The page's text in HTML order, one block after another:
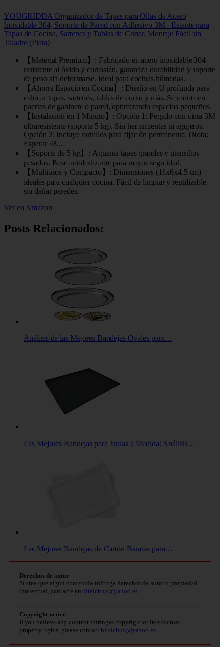
YOUGRIDDA Organizador de Tapas para Ollas de Acero
Inoxidable 304, Soporte de Pared con Adhesivo 3M - Estante para
Tapas de Cocina, Sartenes y Tablas de Cortar, Montaje Fácil sin
Taladro (Plata)
【Material Premium】: Fabricado en acero inoxidable 304
resistente al óxido y corrosión, garantiza durabilidad y soporte
de peso sin deformarse. Ideal para cocinas húmedas.
【Ahorra Espacio en Cocina】: Diseño en U profunda para
colocar tapas, sartenes, tablas de cortar y más. Se monta en
puertas de gabinete o pared, optimizando espacios pequeños.
【Instalación en 1 Minuto】: Opción 1: Pegado con cinta 3M
ultraresistente (soporta 5 kg). Sin herramientas ni agujeros.
Opción 2: Incluye tornillos para fijación permanente. (Nota:
Esperar 48...
【Soporte de 5 kg】: Aguanta tapas grandes y utensilios
pesados. Base antideslizante para mayor seguridad.
【Multiusos y Compacto】: Dimensiones (18x6x4.5 cm)
ideales para cualquier cocina. Fácil de limpiar y reutilizable
sin dañar paredes.
Ver en Amazon
Posts Relacionados:
Análisis de las Mejores Bandejas Ovales para…
Las Mejores Bandejas para Jaulas a Medida: Análisis…
Las Mejores Bandejas de Cartón Baratas para…
Derechos de autor
Si cree que algún contenido infringe derechos de autor o propiedad
intelectual, contacte en bitelchux@yahoo.es.
Copyright notice
If you believe any content infringes copyright or intellectual
property rights, please contact bitelchux@yahoo.es.